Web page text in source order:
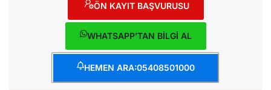
ÖN KAYIT BAŞVURUSU
WHATSAPP’TAN BİLGİ AL
HEMEN ARA:05408501000